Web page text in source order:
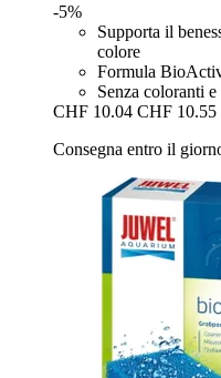
-5%
Supporta il
colore
Formula
Senza coloranti
CHF 10.04 CHF 10.55
Consegna entro il